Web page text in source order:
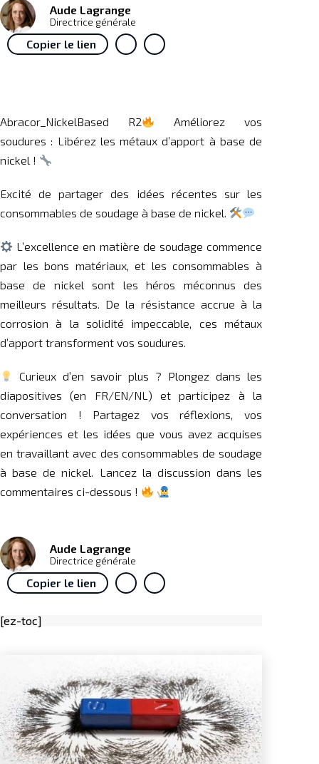
Aude Lagrange
Directrice générale
Copier le lien
[ez-toc]
Abracor_NickelBased R2
Améliorez vos
soudures : Libérez les métaux d’apport à base de
nickel !
Excité de partager des idées récentes sur les
consommables de soudage à base de nickel.
L’excellence en matière de soudage commence
par les bons matériaux, et les consommables à
base de nickel sont les héros méconnus des
meilleurs résultats. De la résistance accrue à la
corrosion à la solidité impeccable, ces métaux
d’apport transforment vos soudures.
Curieux d’en savoir plus ? Plongez dans les
diapositives (en FR/EN/NL) et participez à la
conversation ! Partagez vos réflexions, vos
expériences et les idées que vous avez acquises
en travaillant avec des consommables de soudage
à base de nickel. Lancez la discussion dans les
commentaires ci-dessous !
Aude Lagrange
Directrice générale
Copier le lien